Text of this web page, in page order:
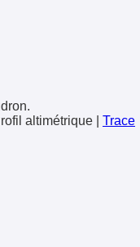
altimétrique
Trace